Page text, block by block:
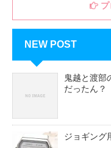
NEW POST
鬼越と渡部
だったん？
ジョギング